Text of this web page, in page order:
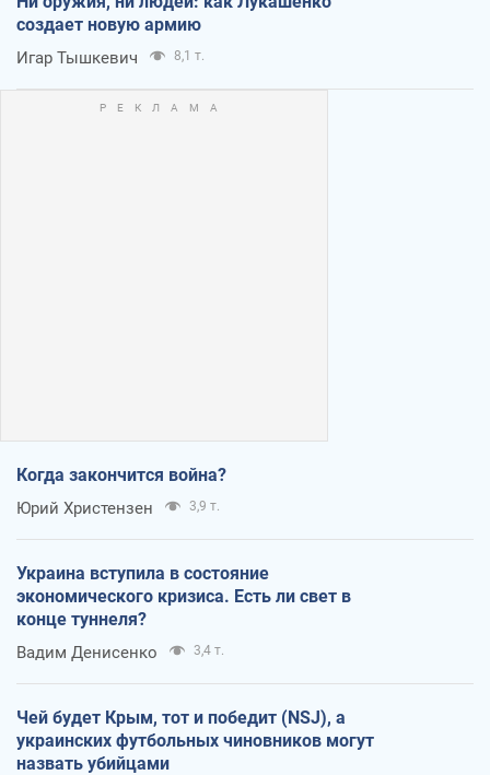
создает новую армию
Игар Тышкевич 8,1 т.
Когда закончится война?
Юрий Христензен 3,9 т.
Украина вступила в состояние
экономического кризиса. Есть ли свет в
конце туннеля?
Вадим Денисенко 3,4 т.
Чей будет Крым, тот и победит (NSJ), а
украинских футбольных чиновников могут
назвать убийцами